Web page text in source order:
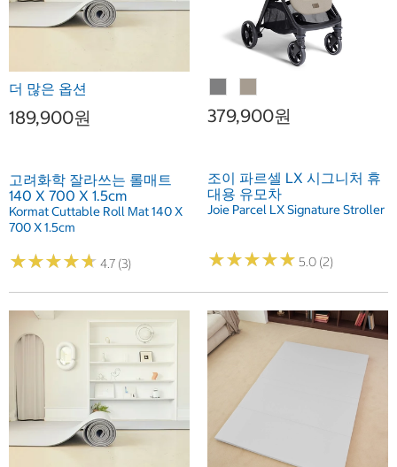
더 많은 옵션
189,900원
고려화학 잘라쓰는 롤매트
140 X 700 X 1.5cm
Kormat Cuttable Roll Mat 140 X
700 X 1.5cm
★★★★★
★★★★★ 4.7 (3)
379,900원
조이 파르셀 LX 시그니처 휴
대용 유모차
Joie Parcel LX Signature Stroller
★★★★★
★★★★★ 5.0 (2)